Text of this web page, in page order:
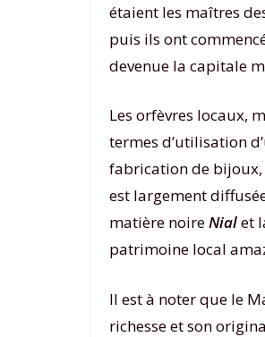
étaient les maîtres
puis ils ont
devenue la capitale
Les orfèvres locaux,
termes d’utilisation
fabrication de bijoux,
est largement
matière noireNialet
patrimoine local
Il est à noter que le
richesse et son